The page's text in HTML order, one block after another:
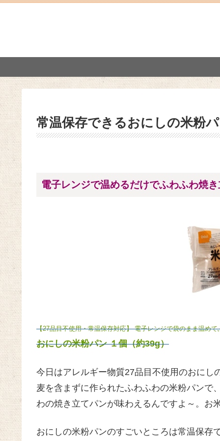
常温保存できるおにしの米粉
電子レンジで温めるだけでふわふわ焼
【27品目不使用・常温保存対応】 電子レンジで袋のまま温めて
おにしの米粉パン １個（約39g）
今日はアレルギー物質27品目不使用のおにし
麦を含まずに作られたふわふわの米粉パンで
わの焼き立てパンが味わえるんですよ～。お
おにしの米粉パンのすごいところは常温保存